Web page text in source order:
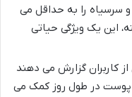
سرسیاه را به حداقل می
این یک ویژگی حیاتی
کاربران گزارش می دهند
در طول روز کمک می